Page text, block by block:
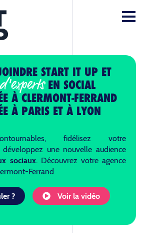
START IT UP ET
EN SOCIAL
À CLERMONT-FERRAND
À PARIS ET À LYON
fidélisez votre
une nouvelle audience
sociaux. Découvrez votre agence
Ferrand
? Voir la vidéo